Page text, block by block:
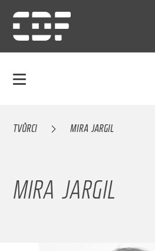
TVŮRCI MIRA JARGIL
MIRA JARGIL